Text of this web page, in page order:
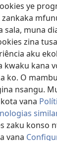
ye
zankaka
sala, muna
zina
aku
kwaku kana
ko. O
nsangu.
vana
zaku konso
vana
mia Mbangi za
®
Bible and Tract